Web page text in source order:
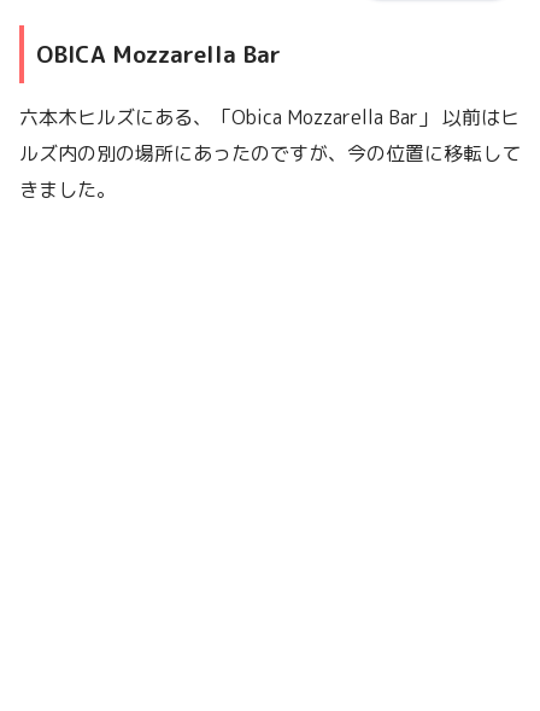
OBICA Mozzarella Bar
六本木ヒルズにある、「Obica Mozzarella Bar」 以前はヒ
ルズ内の別の場所にあったのですが、今の位置に移転して
きました。